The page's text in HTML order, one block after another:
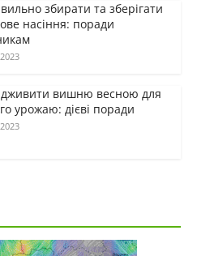
збирати та зберігати
насіння: поради
вишню весною для
урожаю: дієві поради